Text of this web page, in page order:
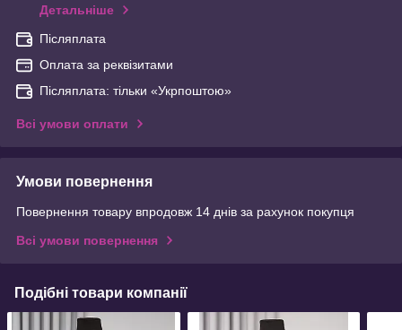
Детальніше
Післяплата
Оплата за реквізитами
Післяплата: тільки «Укрпоштою»
Всі умови оплати
Умови повернення
Повернення товару впродовж 14 днів за рахунок покупця
Всі умови повернення
Подібні товари компанії